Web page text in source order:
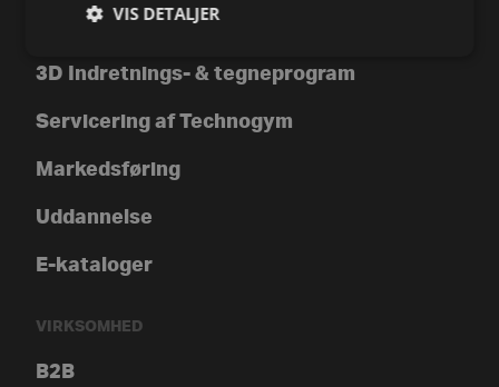
Kontakt os
3D Indretnings- & tegneprogram
Servicering af Technogym
Markedsføring
Uddannelse
E-kataloger
VIRKSOMHED
B2B
VIS DETALJER